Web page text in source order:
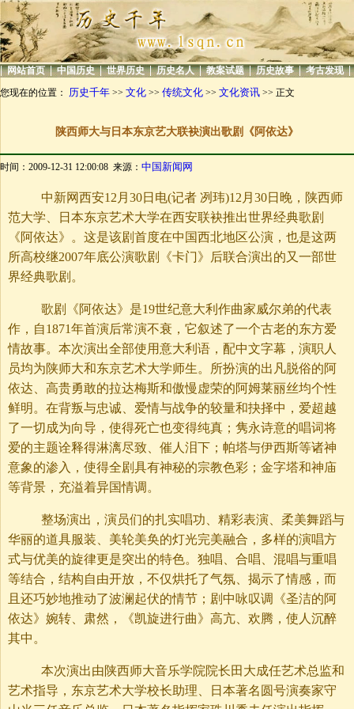
| 网站首页 | 中国历史 | 世界历史 | 历史名人 | 教案试题 | 历史故事 | 考古发现 |
您现在的位置： 历史千年 >> 文化 >> 传统文化 >> 文化资讯 >> 正文
陕西师大与日本东京艺大联袂演出歌剧《阿依达》
时间：2009-12-31 12:00:08 来源： 中国新闻网
中新网西安12月30日电(记者 冽玮)12月30日晚，陕西师
范大学、日本东京艺术大学在西安联袂推出世界经典歌剧
《阿依达》。这是该剧首度在中国西北地区公演，也是这两
所高校继2007年底公演歌剧《卡门》后联合演出的又一部世
界经典歌剧。
歌剧《阿依达》是19世纪意大利作曲家威尔弟的代表
作，自1871年首演后常演不衰，它叙述了一个古老的东方爱
情故事。本次演出全部使用意大利语，配中文字幕，演职人
员均为陕师大和东京艺术大学师生。所扮演的出凡脱俗的阿
依达、高贵勇敢的拉达梅斯和傲慢虚荣的阿姆莱丽丝均个性
鲜明。在背叛与忠诚、爱情与战争的较量和抉择中，爱超越
了一切成为向导，使得死亡也变得纯真；隽永诗意的唱词将
爱的主题诠释得淋漓尽致、催人泪下；帕塔与伊西斯等诸神
意象的渗入，使得全剧具有神秘的宗教色彩；金字塔和神庙
等背景，充溢着异国情调。
整场演出，演员们的扎实唱功、精彩表演、柔美舞蹈与
华丽的道具服装、美轮美奂的灯光完美融合，多样的演唱方
式与优美的旋律更是突出的特色。独唱、合唱、混唱与重唱
等结合，结构自由开放，不仅烘托了气氛、揭示了情感，而
且还巧妙地推动了波澜起伏的情节；剧中咏叹调《圣洁的阿
依达》婉转、肃然，《凯旋进行曲》高亢、欢腾，使人沉醉
其中。
本次演出由陕西师大音乐学院院长田大成任艺术总监和
艺术指导，东京艺术大学校长助理、日本著名圆号演奏家守